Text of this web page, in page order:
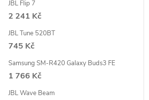
JBL Flip 7
2 241 Kč
JBL Tune 520BT
745 Kč
Samsung SM-R420 Galaxy Buds3 FE
1 766 Kč
JBL Wave Beam